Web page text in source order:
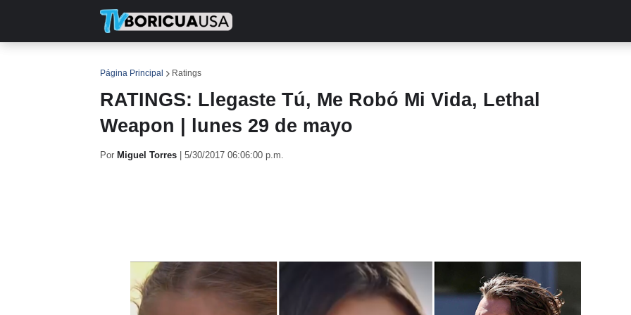
Página Principal Ratings
RATINGS: Llegaste Tú, Me Robó Mi Vida, Lethal
Weapon | lunes 29 de mayo
Por Miguel Torres 5/30/2017 06:06:00 p.m.